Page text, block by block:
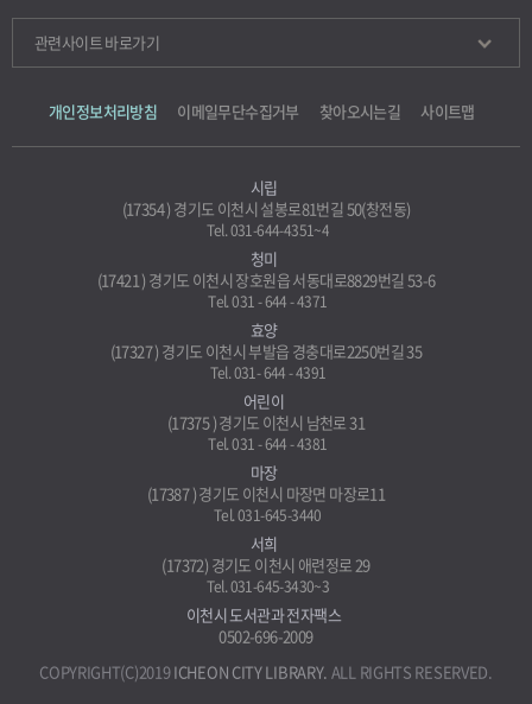
개인정보처리방침 이메일무단수집거부 찾아오시는길 사이트맵
시립
(17354 ) 경기도 이천시 설봉로81번길 50(창전동)
Tel. 031-644-4351~4
청미
(17421 ) 경기도 이천시 장호원읍 서동대로8829번길 53-6
Tel. 031 - 644 - 4371
효양
(17327 ) 경기도 이천시 부발읍 경충대로2250번길 35
Tel. 031- 644 - 4391
어린이
(17375 ) 경기도 이천시 남천로 31
Tel. 031 - 644 - 4381
마장
(17387 ) 경기도 이천시 마장면 마장로11
Tel. 031-645-3440
서희
(17372) 경기도 이천시 애련정로 29
Tel. 031-645-3430~3
이천시 도서관과 전자팩스
0502-696-2009
COPYRIGHT(C)2019ICHEON CITY LIBRARY. ALL RIGHTS RESERVED.
관련사이트 바로가기